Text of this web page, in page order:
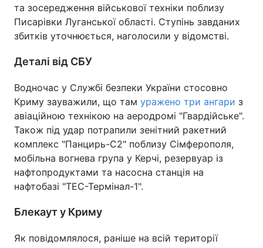
та зосередження військової техніки поблизу
Писарівки Луганської області. Ступінь завданих
збитків уточнюється, наголосили у відомстві.
Деталі від СБУ
Водночас у Службі безпеки України стосовно
Криму зауважили, що там уражено три ангари з
авіаційною технікою на аеродромі "Гвардійське".
Також під удар потрапили зенітний ракетний
комплекс "Панцирь-С2" поблизу Сімферополя,
мобільна вогнева група у Керчі, резервуар із
нафтопродуктами та насосна станція на
нафтобазі "ТЕС-Термінал-1".
Блекаут у Криму
Як повідомлялося, раніше на всій території